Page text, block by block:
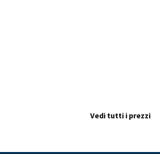
Vedi tutti i prezzi